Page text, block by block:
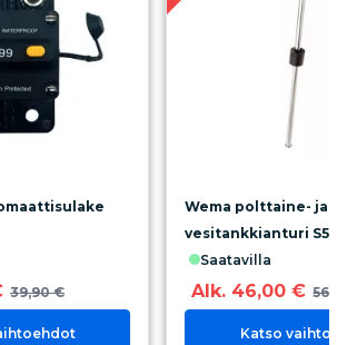
39,90 €
Wema polttaine- ja
vesitankkianturi S5
saatavilla
Alk. 46,00 €
Katso